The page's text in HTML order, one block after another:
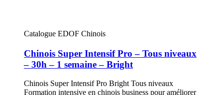
Catalogue EDOF Chinois
Chinois Super Intensif Pro – Tous niveaux
– 30h – 1 semaine – Bright
Chinois Super Intensif Pro Bright Tous niveaux
Formation intensive en chinois business pour améliorer